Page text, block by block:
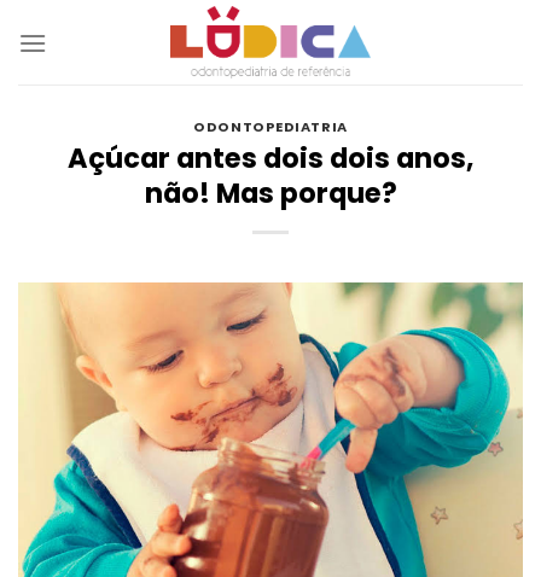
ODONTOPEDIATRIA
Açúcar antes dois dois anos,
não! Mas porque?